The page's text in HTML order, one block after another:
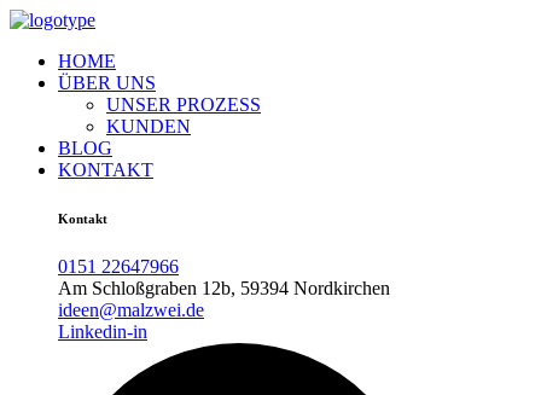
HOME
ÜBER UNS
UNSER PROZESS
KUNDEN
BLOG
KONTAKT
Kontakt
0151 22647966
Am Schloßgraben 12b, 59394 Nordkirchen
ideen@malzwei.de
Linkedin-in